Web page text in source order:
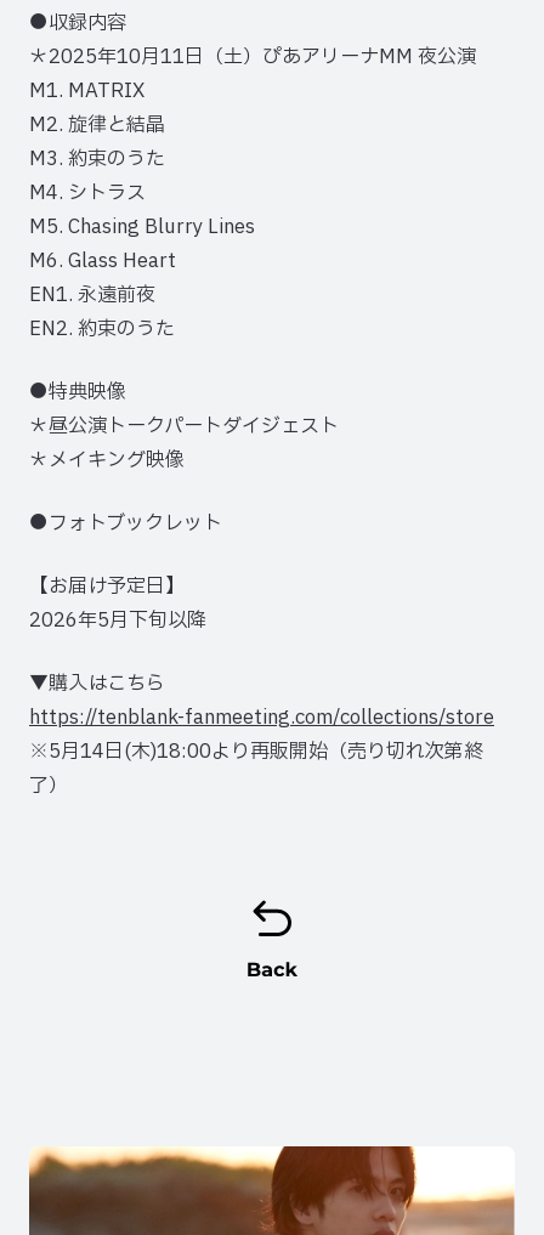
●収録内容
＊2025年10月11日（土）ぴあアリーナMM 夜公演
M1. MATRIX
M2. 旋律と結晶
M3. 約束のうた
M4. シトラス
M5. Chasing Blurry Lines
M6. Glass Heart
EN1. 永遠前夜
EN2. 約束のうた
●特典映像
＊昼公演トークパートダイジェスト
＊メイキング映像
●フォトブックレット
【お届け予定日】
2026年5月下旬以降
▼購入はこちら
https://tenblank-fanmeeting.com/collections/store
※5月14日(木)18:00より再販開始（売り切れ次第終
了）